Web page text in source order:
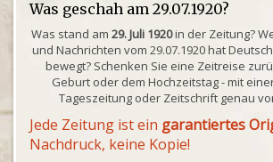
Was geschah am 29.07.1920?
Was stand am 29. Juli 1920in der Zeitung?
und Nachrichten vom 29.07.1920 hat
bewegt? Schenken Sie eine Zeitreise
Geburt oder dem Hochzeitstag - mit
Tageszeitung oder Zeitschrift genau
Jede Zeitung ist ein garantiertes
Nachdruck, keine Kopie!